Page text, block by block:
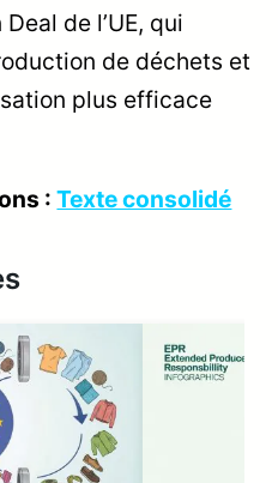
de l’UE, qui
de déchets et
plus efficace
:Texte consolidé